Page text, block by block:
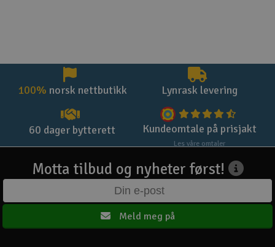
100% norsk nettbutikk Lynrask levering
60 dager bytterett Kundeomtale på prisjakt
Les våre omtaler
Motta tilbud og nyheter først!
Meld meg på